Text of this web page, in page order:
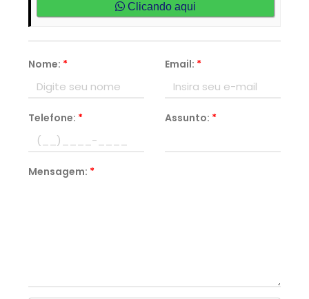
Clicando aqui
Nome: * Email: *
Telefone: * Assunto: *
Mensagem: *